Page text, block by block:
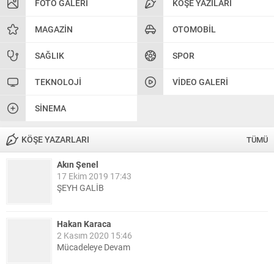
FOTO GALERI KÖŞE YAZILARI
MAGAZIN OTOMOBIL
SAĞLIK SPOR
TEKNOLOJI VIDEO GALERI
SINEMA
KÖŞE YAZARLARI TÜMÜ
Akın Şenel
17 Ekim 2019 17:43
ŞEYH GALİB
Hakan Karaca
2 Kasım 2020 15:46
Mücadeleye Devam